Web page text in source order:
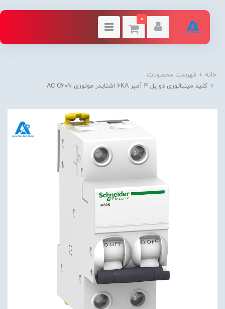
0
خانه
فهرست محصولات
کلید مينياتوری دو پل 4 آمپر 6KA اشنایدر موتوری AC C60N